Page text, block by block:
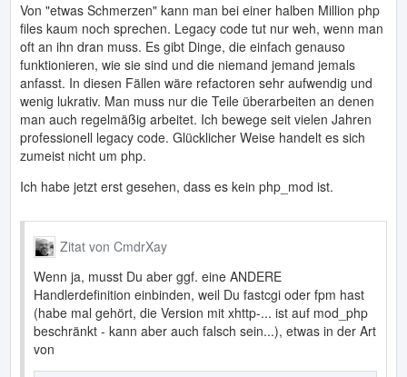
Von "etwas Schmerzen" kann man bei einer halben Million php
files kaum noch sprechen. Legacy code tut nur weh, wenn man
oft an ihn dran muss. Es gibt Dinge, die einfach genauso
funktionieren, wie sie sind und die niemand jemand jemals
anfasst. In diesen Fällen wäre refactoren sehr aufwendig und
wenig lukrativ. Man muss nur die Teile überarbeiten an denen
man auch regelmäßig arbeitet. Ich bewege seit vielen Jahren
professionell legacy code. Glücklicher Weise handelt es sich
zumeist nicht um php.
Ich habe jetzt erst gesehen, dass es kein php_mod ist.
Zitat von CmdrXay
Wenn ja, musst Du aber ggf. eine ANDERE
Handlerdefinition einbinden, weil Du fastcgi oder fpm hast
(habe mal gehört, die Version mit xhttp-... ist auf mod_php
beschränkt - kann aber auch falsch sein...), etwas in der Art
von